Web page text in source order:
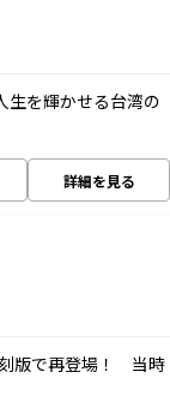
生を輝かせる台湾の
詳細を見る
版で再登場！ 当時